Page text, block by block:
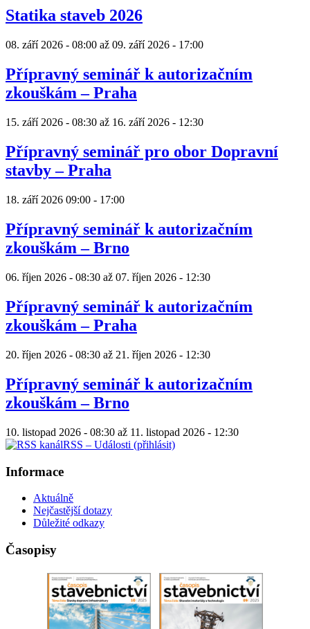
Statika staveb 2026
08. září 2026 - 08:00 až 09. září 2026 - 17:00
Přípravný seminář k autorizačním
zkouškám – Praha
15. září 2026 - 08:30 až 16. září 2026 - 12:30
Přípravný seminář pro obor Dopravní
stavby – Praha
18. září 2026 09:00 - 17:00
Přípravný seminář k autorizačním
zkouškám – Brno
06. říjen 2026 - 08:30 až 07. říjen 2026 - 12:30
Přípravný seminář k autorizačním
zkouškám – Praha
20. říjen 2026 - 08:30 až 21. říjen 2026 - 12:30
Přípravný seminář k autorizačním
zkouškám – Brno
10. listopad 2026 - 08:30 až 11. listopad 2026 - 12:30
RSS – Události (přihlásit)
Informace
Aktuálně
Nejčastější dotazy
Důležité odkazy
Časopisy